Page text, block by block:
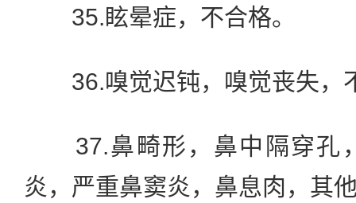
35.眩晕症，不合格。
36.嗅觉迟钝，嗅觉丧失，
37.鼻畸形，鼻中隔穿孔
炎，严重鼻窦炎，鼻息肉，其